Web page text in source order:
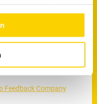
goede adviezen.
later wordt, zou
de klant. Worden
Feedback Company